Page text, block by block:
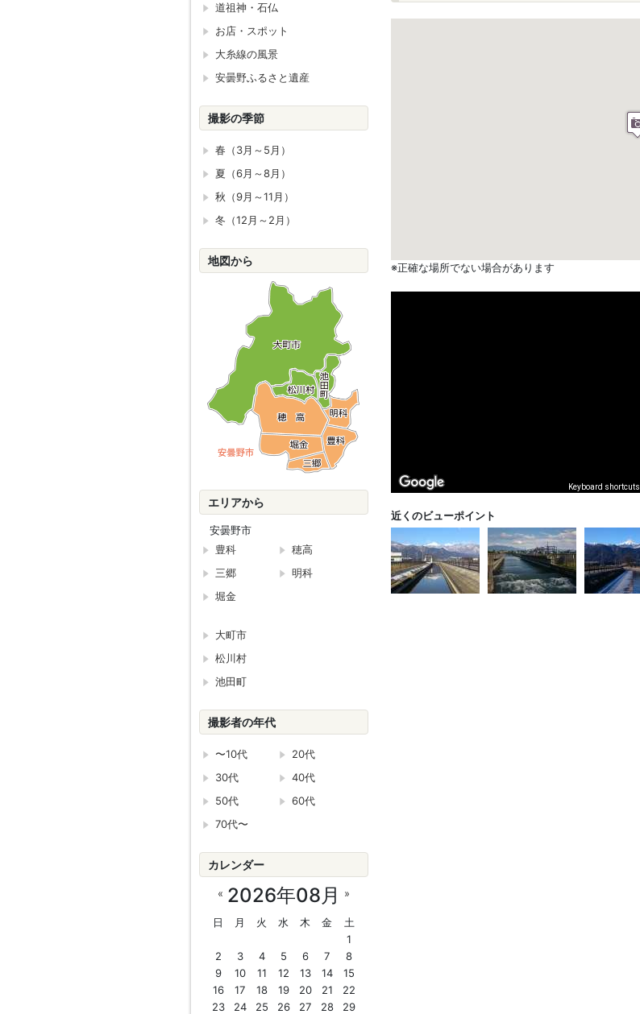
※正確な場所でない場合があります
Keyboard shortcuts
近くのビューポイント
道祖神・石仏
お店・スポット
大糸線の風景
安曇野ふるさと遺産
撮影の季節
春（3月～5月）
夏（6月～8月）
秋（9月～11月）
冬（12月～2月）
地図から
エリアから
安曇野市
豊科
穂高
三郷
明科
堀金
大町市
松川村
池田町
撮影者の年代
〜10代
20代
30代
40代
50代
60代
70代〜
カレンダー
2026年08月
« »
日 月 火 水 木 金
土
1
2
3 4 5 6 7
8
9
10 11 12 13 14
15
16
17 18 19 20 21
22
23
24 25 26 27 28
29